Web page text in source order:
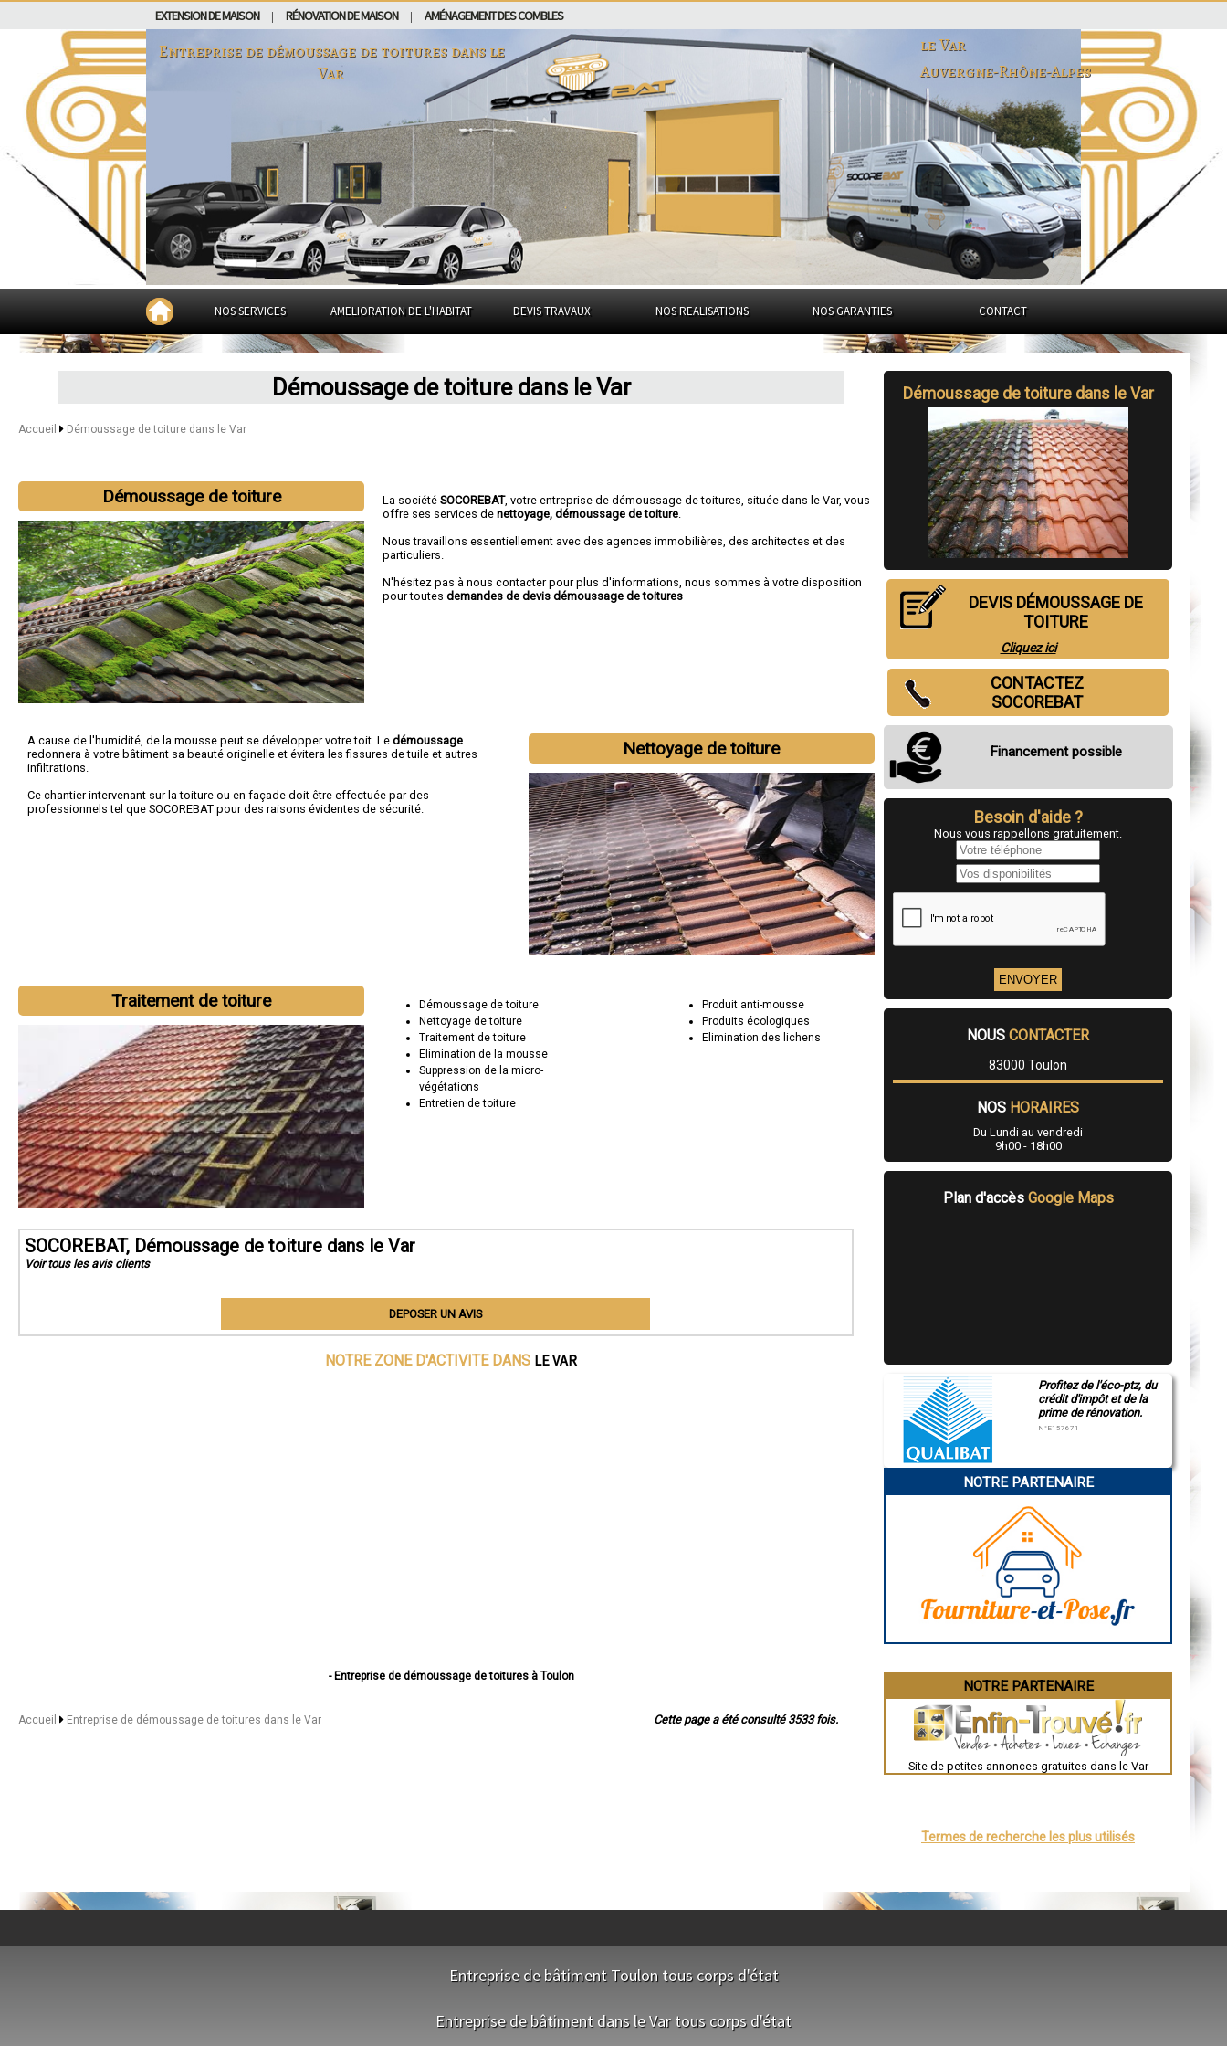
EXTENSION DE MAISON RÉNOVATION DE MAISON AMÉNAGEMENT DES COMBLES
Entreprise de démoussage de toitures dans le
Var
le Var
Auvergne-Rhône-Alpes
NOS SERVICES AMELIORATION DE L'HABITAT DEVIS TRAVAUX NOS REALISATIONS NOS GARANTIES CONTACT
Démoussage de toiture dans le Var
Accueil Démoussage de toiture dans le Var
Démoussage de toiture La sociétéSOCOREBAT, votre entreprise de démoussage de toitures, située dans le Var, vous
offre ses services denettoyage, démoussage de toiture
Nous travaillons essentiellement avec des agences immobilières, des architectes et des
particuliers.
N'hésitez pas à nous contacter pour plus d'informations, nous sommes à votre disposition
pour toutesdemandes de devis démoussage de toitures
Nettoyage de toiture
A cause de l'humidité, de la mousse peut se développer votre toit. Le démoussage
redonnera à votre bâtiment sa beauté originelle et évitera les fissures de tuile et autres
infiltrations.
Ce chantier intervenant sur la toiture ou en façade doit être effectuée par des
professionnels tel que SOCOREBAT pour des raisons évidentes de sécurité.
Traitement de toiture
Démoussage de toiture
Nettoyage de toiture
Traitement de toiture
Elimination de la mousse
Suppression de la micro-
végétations
Entretien de toiture
Produit anti-mousse
Produits écologiques
Elimination des lichens
SOCOREBAT, Démoussage de toiture dans le Var
Voir tous les avis clients
DEPOSER UN AVIS
NOTRE ZONE D'ACTIVITE DANS LE VAR
- Entreprise de démoussage de toitures à Toulon
- Entreprise de démoussage de toitures à Sainte-Maxime
- Entreprise de démoussage de toitures à Ollioules
- Entreprise de démoussage de toitures à Cogolin
- Entreprise de démoussage de toitures à Solliès-Pont
- Entreprise de démoussage de toitures à Cuers
Cette page a été consulté 3533 fois.
Accueil Entreprise de démoussage de toitures dans le Var
Démoussage de toiture dans le Var
DEVIS DÉMOUSSAGE DE
TOITURE
Cliquez ici
CONTACTEZ
SOCOREBAT
Financement possible
Besoin d'aide ?
Nous vous rappellons gratuitement.
NOUS CONTACTER
83000 Toulon
NOS HORAIRES
Du Lundi au vendredi
9h00 - 18h00
Plan d'accès Google Maps
Profitez de l'éco-ptz, du
crédit d'impôt et de la
prime de rénovation.
N°E157671
NOTRE PARTENAIRE
NOTRE PARTENAIRE
Site de petites annonces gratuites dans le Var
Termes de recherche les plus utilisés
Entreprise de bâtiment Toulon tous corps d'état
Entreprise de bâtiment dans le Var tous corps d'état